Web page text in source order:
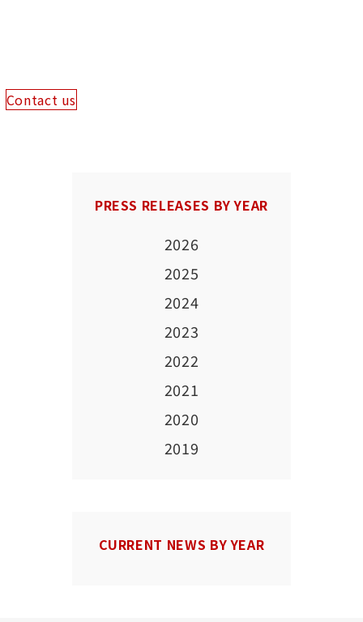
Contact us
PRESS RELEASES BY YEAR
2026
2025
2024
2023
2022
2021
2020
2019
CURRENT NEWS BY YEAR